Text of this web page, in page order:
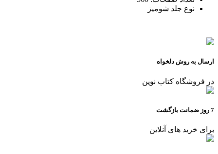
نوع جلد شومیز
ارسال به روش دلخواه
در فروشگاه کتاب نوین
7 روز ضمانت بازگشت
برای خرید های آنلاین